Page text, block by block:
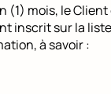
mois, le
sur la
à savoir :